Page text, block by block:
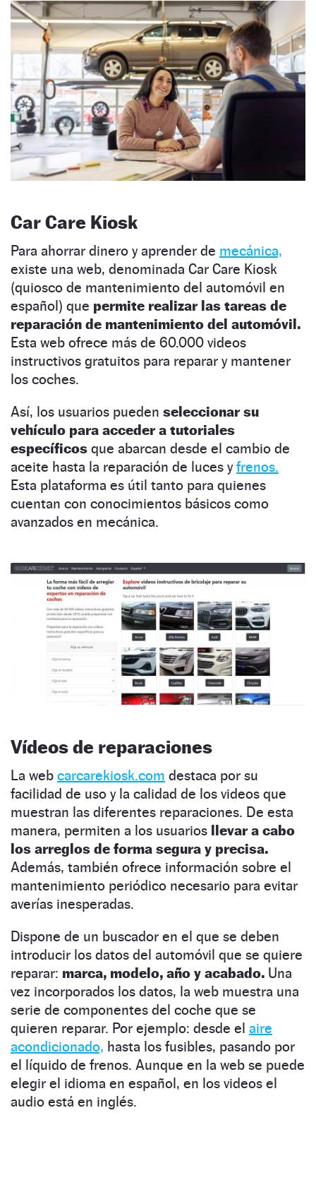
Car Care Kiosk
Para ahorrar dinero y aprender de mecánica,
existe una web, denominada Car Care Kiosk
(quiosco de mantenimiento del automóvil en
español) que permite realizar las tareas de
reparación de mantenimiento del automóvil.
Esta web ofrece más de 60.000 videos
instructivos gratuitos para reparar y mantener
los coches.
Así, los usuarios pueden seleccionar su
vehículo para acceder a tutoriales
específicos que abarcan desde el cambio de
aceite hasta la reparación de luces yfrenos.
Esta plataforma es útil tanto para quienes
cuentan con conocimientos básicos como
avanzados en mecánica.
Vídeos de reparaciones
La web carcarekiosk.com destaca por su
facilidad de uso y la calidad de los videos que
muestran las diferentes reparaciones. De esta
manera, permiten a los usuarios llevar a cabo
los arreglos de forma segura y precisa.
Además, también ofrece información sobre el
mantenimiento periódico necesario para evitar
averías inesperadas.
Dispone de un buscador en el que se deben
introducir los datos del automóvil que se quiere
reparar: marca, modelo, año y acabado. Una
vez incorporados los datos, la web muestra una
serie de componentes del coche que se
quieren reparar. Por ejemplo: desde el aire
acondicionado, hasta los fusibles, pasando por
el líquido de frenos. Aunque en la web se puede
elegir el idioma en español, en los videos el
audio está en inglés.